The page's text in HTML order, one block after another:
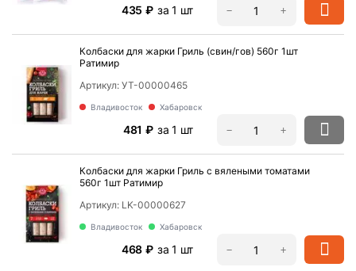
‍435‍ ₽ за 1 шт +
−
Колбаски для жарки Гриль (свин/гов) 560г 1шт
Ратимир
Владивосток Хабаровск
Артикул: УТ-00000465
‍481‍ ₽ за 1 шт +
−
Колбаски для жарки Гриль с вялеными томатами
560г 1шт Ратимир
Владивосток Хабаровск
Артикул: LK-00000627
‍468‍ ₽ за 1 шт +
−